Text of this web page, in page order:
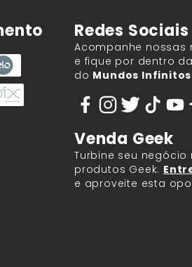
Redes Sociais
Acompanhe nossas
e fique por dentro
do Mundos Infinitos
Venda Geek
Turbine seu negócio
produtos Geek.
e aproveite esta